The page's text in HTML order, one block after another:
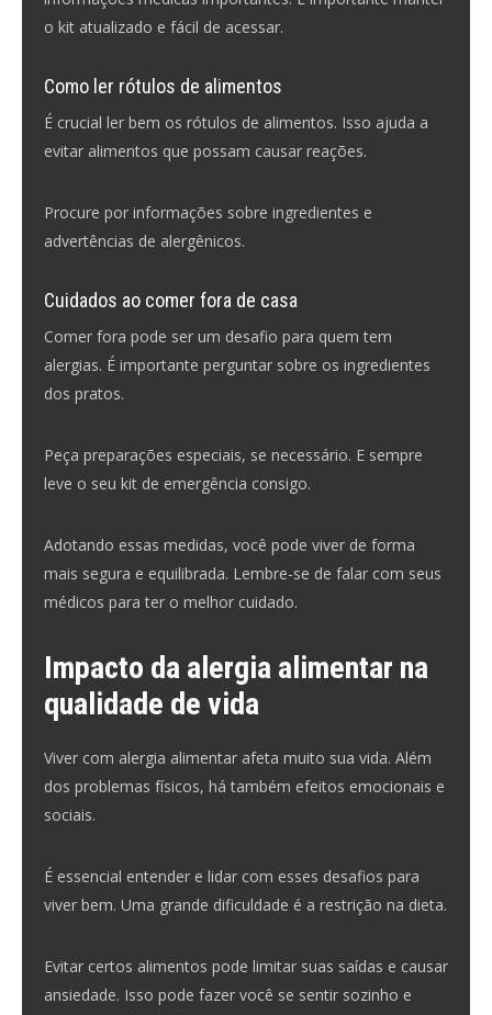
o kit atualizado e fácil de acessar.
Como ler rótulos de alimentos
É crucial ler bem os rótulos de alimentos. Isso ajuda a
evitar alimentos que possam causar reações.
Procure por informações sobre ingredientes e
advertências de alergênicos.
Cuidados ao comer fora de casa
Comer fora pode ser um desafio para quem tem
alergias. É importante perguntar sobre os ingredientes
dos pratos.
Peça preparações especiais, se necessário. E sempre
leve o seu kit de emergência consigo.
Adotando essas medidas, você pode viver de forma
mais segura e equilibrada. Lembre-se de falar com seus
médicos para ter o melhor cuidado.
Impacto da alergia alimentar na
qualidade de vida
Viver com alergia alimentar afeta muito sua vida. Além
dos problemas físicos, há também efeitos emocionais e
sociais.
É essencial entender e lidar com esses desafios para
viver bem. Uma grande dificuldade é a restrição na dieta.
Evitar certos alimentos pode limitar suas saídas e causar
ansiedade. Isso pode fazer você se sentir sozinho e